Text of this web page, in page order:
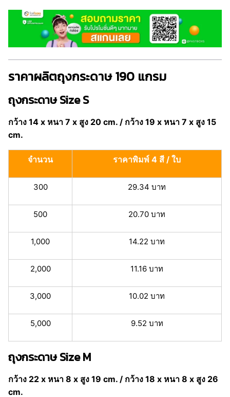
ราคาผลิตถุงกระดาษ 190 แกรม
ถุงกระดาษ Size S
กว้าง 14 x หนา 7 x สูง 20 cm. / กว้าง 19 x หนา 7 x สูง 15
cm.
จำนวน ราคาพิมพ์ 4 สี / ใบ
300 29.34 บาท
500 20.70 บาท
1,000 14.22 บาท
2,000 11.16 บาท
3,000 10.02 บาท
5,000 9.52 บาท
ถุงกระดาษ Size M
กว้าง 22 x หนา 8 x สูง 19 cm. / กว้าง 18 x หนา 8 x สูง 26
cm.